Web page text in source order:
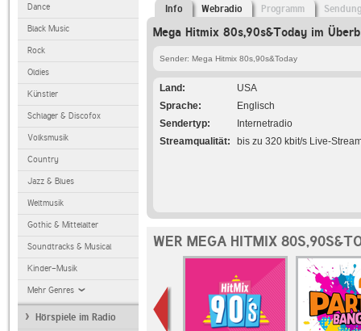
Dance
Black Music
Rock
Oldies
Künstler
Schlager & Discofox
Volksmusik
Country
Jazz & Blues
Weltmusik
Gothic & Mittelalter
Soundtracks & Musical
Kinder-Musik
Mehr Genres
Hörspiele im Radio
Info Webradio Programm
Mega Hitmix 80s,90s&Today im
Sender: Mega Hitmix 80s,90s&Today
Land
USA
Sprache
Englisch
Sendertyp
Internetradio
Streamqualität
bis zu 320 kbit/s Live-
WER MEGA HITMIX